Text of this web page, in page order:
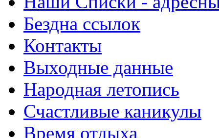
Бездна ссылок
Контакты
Выходные данные
Народная летопись
Счастливые каникулы
Время отдыха